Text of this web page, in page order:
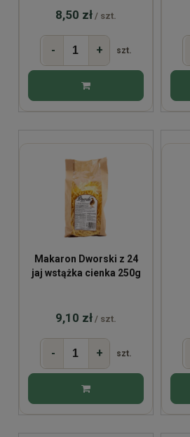
8,50 zł / szt.
- + szt.
Makaron Dworski z 24
jaj wstążka cienka 250g
9,10 zł / szt.
- + szt.